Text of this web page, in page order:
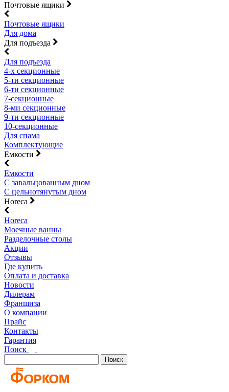
Почтовые ящики
Почтовые ящики
Для дома
Для подъезда
Для подъезда
4-х секционные
5-ти секционные
6-ти секционные
7-секционные
8-ми секционные
9-ти секционные
10-секционные
Для спама
Комплектующие
Емкости
Емкости
С завальцованным дном
С цельнотянутым дном
Horeca
Horeca
Моечные ванны
Разделочные столы
Акции
Отзывы
Где купить
Оплата и доставка
Новости
Дилерам
Франшиза
О компании
Прайс
Контакты
Гарантия
Поиск
Поиск